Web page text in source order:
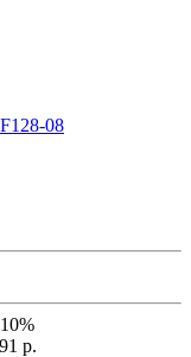
р.